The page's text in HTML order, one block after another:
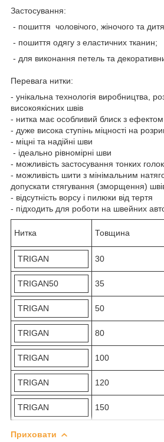
Застосування:
- пошиття чоловічого, жіночого та
- пошиття одягу з еластичних тканин;
- для виконання петель та
Перевага нитки:
- унікальна технологія виробництва,
високоякісних швів
- нитка має особливий блиск з
- дуже висока ступінь міцності на
- міцні та надійні шви
- ідеально рівномірні шви
- можливість застосування тонких голок
- можливість шити з мінімальним
допускати стягування (зморщення)
- відсутність ворсу і пилюки від тертя
- підходить для роботи на швейних
Нитка Товщина
TRIGAN 30
TRIGAN50 35
TRIGAN 50
TRIGAN 80
TRIGAN 100
TRIGAN 120
TRIGAN 150
Приховати